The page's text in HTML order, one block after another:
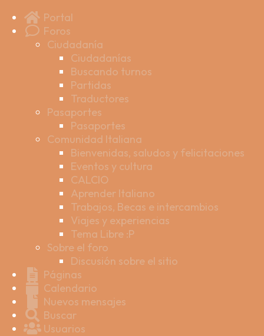
Portal
Foros
Ciudadanía
Ciudadanías
Buscando turnos
Partidas
Traductores
Pasaportes
Pasaportes
Comunidad Italiana
Bienvenidas, saludos y felicitaciones
Eventos y cultura
CALCIO
Aprender Italiano
Trabajos, Becas e intercambios
Viajes y experiencias
Tema Libre :P
Sobre el foro
Discusión sobre el sitio
Páginas
Calendario
Nuevos mensajes
Buscar
Usuarios